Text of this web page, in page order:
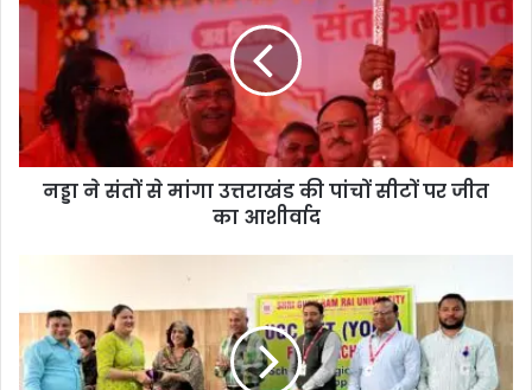
नड्डा ने संतों से मांगा उत्तराखंड की पांचों सीटों पर जीत
का आशीर्वाद